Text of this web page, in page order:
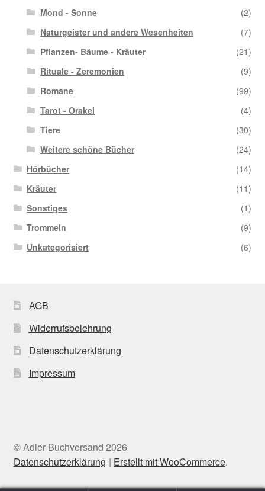
Mond - Sonne
(2)
Naturgeister und andere Wesenheiten
(7)
Pflanzen- Bäume - Kräuter
(21)
Rituale - Zeremonien
(9)
Romane
(99)
Tarot - Orakel
(4)
Tiere
(30)
Weitere schöne Bücher
(24)
Hörbücher
(14)
Kräuter
(11)
Sonstiges
(1)
Trommeln
(9)
Unkategorisiert
(6)
AGB
Widerrufsbelehrung
Datenschutzerklärung
Impressum
© Adler Buchversand 2026
Datenschutzerklärung
Erstellt mit WooCommerce.